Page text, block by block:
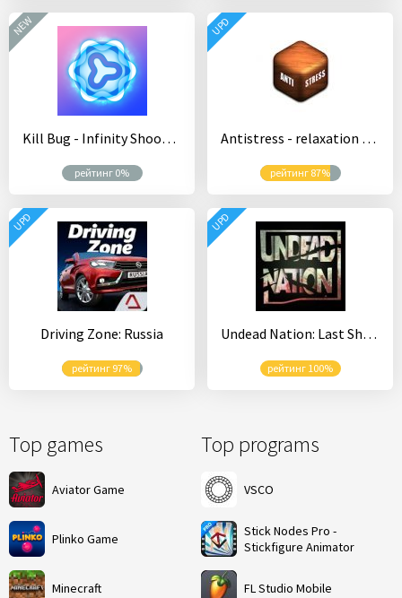
Top games
Aviator Game
Plinko Game
Minecraft
Top programs
VSCO
Stick Nodes Pro -
Stickfigure Animator
FL Studio Mobile
Kill Bug - Infinity Shooting
рейтинг 0%
NEW
Antistress - relaxation toys
рейтинг 87%
UPD
Driving Zone: Russia
рейтинг 97%
UPD
Undead Nation: Last Shelter
рейтинг 100%
UPD